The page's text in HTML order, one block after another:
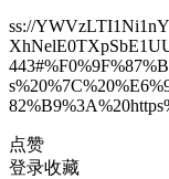
ss://
点赞
登录收藏